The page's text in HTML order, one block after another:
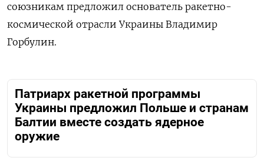
союзникам предложил основатель ракетно-
космической отрасли Украины Владимир
Горбулин.
Патриарх ракетной программы
Украины предложил Польше и странам
Балтии вместе создать ядерное
оружие